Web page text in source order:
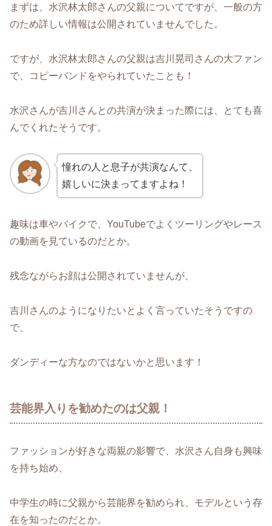
まずは、水沢林太郎さんの父親についてですが、一般の方
のため詳しい情報は公開されていませんでした。
ですが、水沢林太郎さんの父親は吉川晃司さんの大ファン
で、コピーバンドをやられていたことも！
水沢さんが吉川さんとの共演が決まった際には、とても喜
んでくれたそうです。
憧れの人と息子が共演なんて、
嬉しいに決まってますよね！
趣味は車やバイクで、YouTubeでよくツーリングやレース
の動画を見ているのだとか。
残念ながらお顔は公開されていませんが、
吉川さんのようになりたいとよく言っていたそうですの
で、
ダンディーな方なのではないかと思います！
芸能界入りを勧めたのは父親！
ファッションが好きな両親の影響で、水沢さん自身も興味
を持ち始め、
中学生の時に父親から芸能界を勧められ、モデルという存
在を知ったのだとか。